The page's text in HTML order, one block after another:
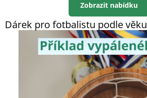
Zobrazit nabídku
Dárek pro fotbalistu podle věku